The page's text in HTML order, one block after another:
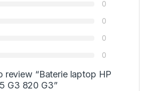
0
0
0
0
review “Baterie laptop HP
G3 820 G3”